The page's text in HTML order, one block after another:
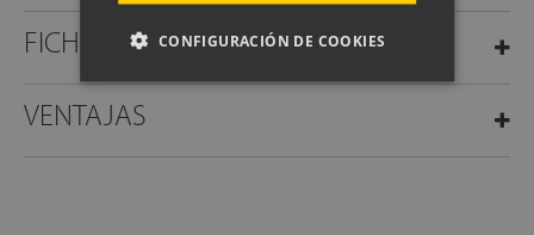
FICHA TÉCNICA
VENTAJAS
CONFIGURACIÓN DE COOKIES